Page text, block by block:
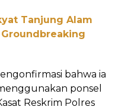
Tanjung Alam
bahwa ia
ponsel
Reskrim Polres